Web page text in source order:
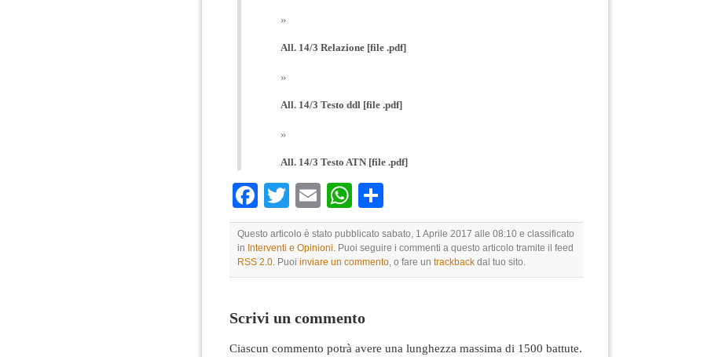
All. 14/3 Relazione [file .pdf]
All. 14/3 Testo ddl [file .pdf]
All. 14/3 Testo ATN [file .pdf]
Facebook
TwitterEmailWhatsApp
Questo articolo è stato pubblicato sabato, 1 Aprile 2017 alle 08:10 e classificato
in Interventi e Opinioni. Puoi seguire i commenti a questo articolo tramite il feed
RSS 2.0. Puoi inviare un commento, o fare un trackback dal tuo sito.
Scrivi un commento
Ciascun commento potrà avere una lunghezza massima di 1500 battute.